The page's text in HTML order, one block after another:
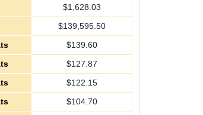
$1,628.03
$139,595.50
$139.60
$127.87
$122.15
$104.70